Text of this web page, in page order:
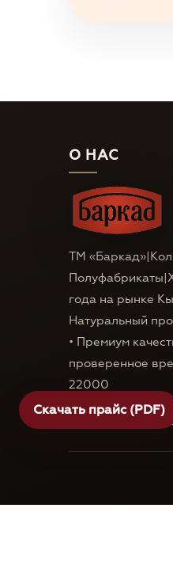
О НАС
ТМ
года на рынке
Натуральный
• Премиум
проверенное
22000
Бишкек 2005-
Скачать прайс (PDF)